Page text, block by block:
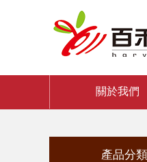
關於我們
產品分類